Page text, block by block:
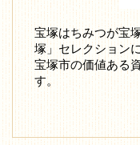
宝塚はちみつが宝
塚」セレクション
宝塚市の価値ある
す。